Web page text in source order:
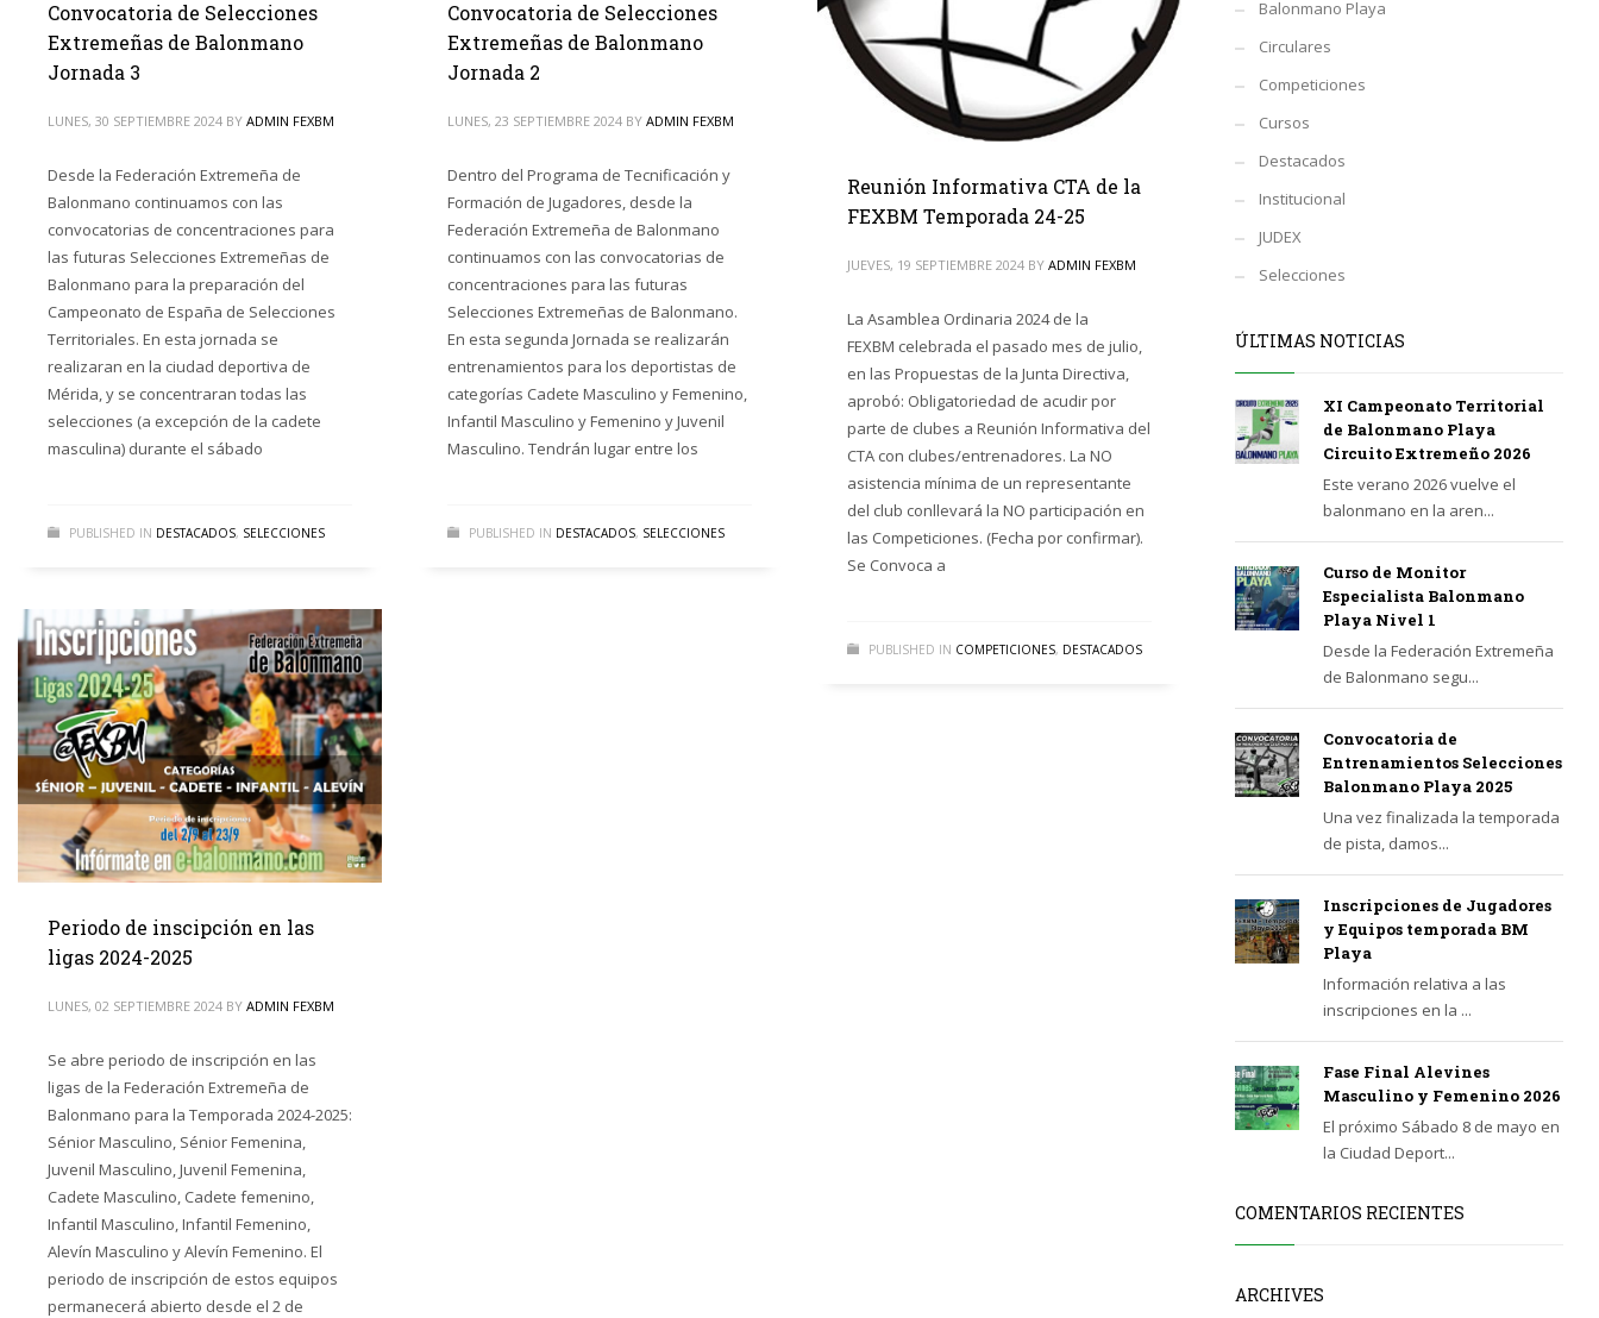
Convocatoria de Selecciones
Extremeñas de Balonmano
Jornada 3
LUNES, 30 SEPTIEMBRE 2024 BY ADMIN FEXBM
Desde la Federación Extremeña de
Balonmano continuamos con las
convocatorias de concentraciones para
las futuras Selecciones Extremeñas de
Balonmano para la preparación del
Campeonato de España de Selecciones
Territoriales. En esta jornada se
realizaran en la ciudad deportiva de
Mérida, y se concentraran todas las
selecciones (a excepción de la cadete
masculina) durante el sábado
PUBLISHED IN DESTACADOS, SELECCIONES
Convocatoria de Selecciones
Extremeñas de Balonmano
Jornada 2
LUNES, 23 SEPTIEMBRE 2024 BY ADMIN FEXBM
Dentro del Programa de Tecnificación y
Formación de Jugadores, desde la
Federación Extremeña de Balonmano
continuamos con las convocatorias de
concentraciones para las futuras
Selecciones Extremeñas de Balonmano.
En esta segunda Jornada se realizarán
entrenamientos para los deportistas de
categorías Cadete Masculino y Femenino,
Infantil Masculino y Femenino y Juvenil
Masculino. Tendrán lugar entre los
PUBLISHED IN DESTACADOS, SELECCIONES
Reunión Informativa CTA de la
FEXBM Temporada 24-25
JUEVES, 19 SEPTIEMBRE 2024 BY ADMIN FEXBM
La Asamblea Ordinaria 2024 de la
FEXBM celebrada el pasado mes de julio,
en las Propuestas de la Junta Directiva,
aprobó: Obligatoriedad de acudir por
parte de clubes a Reunión Informativa del
CTA con clubes/entrenadores. La NO
asistencia mínima de un representante
del club conllevará la NO participación en
las Competiciones. (Fecha por confirmar).
Se Convoca a
PUBLISHED IN COMPETICIONES, DESTACADOS
Periodo de inscipción en las
ligas 2024-2025
LUNES, 02 SEPTIEMBRE 2024 BY ADMIN FEXBM
Se abre periodo de inscripción en las
ligas de la Federación Extremeña de
Balonmano para la Temporada 2024-2025:
Sénior Masculino, Sénior Femenina,
Juvenil Masculino, Juvenil Femenina,
Cadete Masculino, Cadete femenino,
Infantil Masculino, Infantil Femenino,
Alevín Masculino y Alevín Femenino. El
periodo de inscripción de estos equipos
permanecerá abierto desde el 2 de
Balonmano Playa
Circulares
Competiciones
Cursos
Destacados
Institucional
JUDEX
Selecciones
ÚLTIMAS NOTICIAS
XI Campeonato Territorial
de Balonmano Playa
Circuito Extremeño 2026
Este verano 2026 vuelve el
balonmano en la aren...
Curso de Monitor
Especialista Balonmano
Playa Nivel 1
Desde la Federación Extremeña
de Balonmano segu...
Convocatoria de
Entrenamientos Selecciones
Balonmano Playa 2025
Una vez finalizada la temporada
de pista, damos...
Inscripciones de Jugadores
y Equipos temporada BM
Playa
Información relativa a las
inscripciones en la ...
Fase Final Alevines
Masculino y Femenino 2026
El próximo Sábado 8 de mayo en
la Ciudad Deport...
COMENTARIOS RECIENTES
ARCHIVES